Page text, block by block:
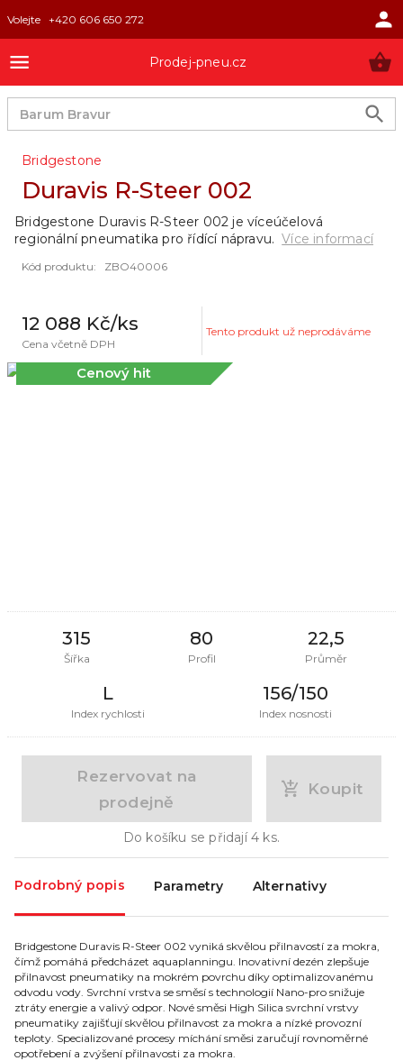
Volejte +420 606 650 272
Prodej-pneu.cz
Bridgestone
Duravis R-Steer 002
Kód produktu: ZBO40006
12 088 Kč/ks
Cena včetně DPH
Tento produkt už neprodáváme
Cenový hit
315
Šířka
80
Profil
22,5
Průměr
L
Index rychlosti
156/150
Index nosnosti
Bridgestone Duravis R-Steer 002 je víceúčelová
regionální pneumatika pro řídící nápravu. Více informací
Rezervovat na
prodejně
Koupit
Do košíku se přidají4 ks.
Podrobný popis Parametry Alternativy
Bridgestone Duravis R-Steer 002 vyniká skvělou přilnavostí za mokra,
čímž pomáhá předcházet aquaplanningu. Inovativní dezén zlepšuje
přilnavost pneumatiky na mokrém povrchu díky optimalizovanému
odvodu vody. Svrchní vrstva se směsí s technologií Nano-pro snižuje
ztráty energie a valivý odpor. Nové směsi High Silica svrchní vrstvy
pneumatiky zajišťují skvělou přilnavost za mokra a nízké provozní
teploty. Specializované procesy míchání směsi zaručují rovnoměrné
opotřebení a zvýšení přilnavosti za mokra.